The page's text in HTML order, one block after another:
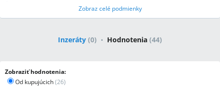
Zobraz celé podmienky
Inzeráty (0) • Hodnotenia (44)
Zobraziť hodnotenia:
Od kupujúcich(26)